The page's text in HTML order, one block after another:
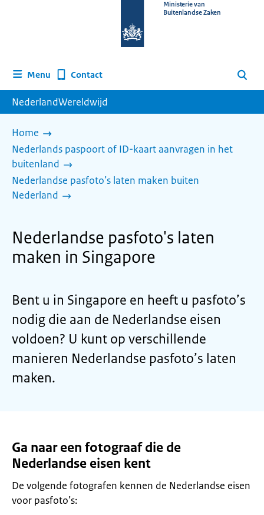
homepage
Ministerie van
Buitenlandse Zaken
Menu Contact Zoeken
NederlandWereldwijd
Home
Nederlands paspoort of ID-kaart aanvragen in het
buitenland
Nederlandse pasfoto’s laten maken buiten
Nederland
Nederlandse pasfoto's laten
maken in Singapore
Bent u in Singapore en heeft u pasfoto’s
nodig die aan de Nederlandse eisen
voldoen? U kunt op verschillende
manieren Nederlandse pasfoto’s laten
maken.
Ga naar een fotograaf die de
Nederlandse eisen kent
De volgende fotografen kennen de Nederlandse eisen
voor pasfoto’s: